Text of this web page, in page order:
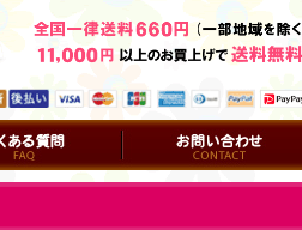
お問い合わせ